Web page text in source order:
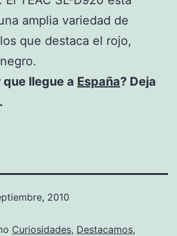
amplia variedad de
que destaca el rojo,
llegue a España? Deja
2010
Curiosidades, Destacamos,